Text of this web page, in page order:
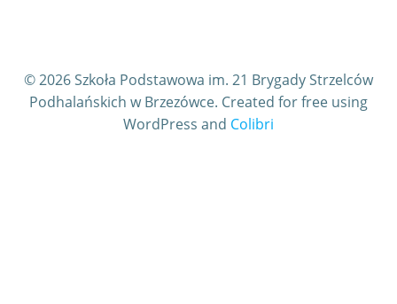
© 2026 Szkoła Podstawowa im. 21 Brygady Strzelców
Podhalańskich w Brzezówce. Created for free using
WordPress and Colibri